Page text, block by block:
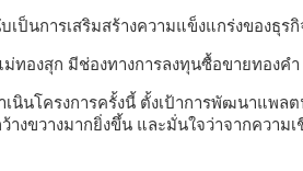
เป็นการเสริมสร้างความแข็งแกร่งของ
ทองสุก มีช่องทางการลงทุนซื้อขายทอง
นินโครงการครั้งนี้ ตั้งเป้าการพัฒนาแพ
างขวางมากยิ่งขึ้น และมั่นใจว่าจากควา